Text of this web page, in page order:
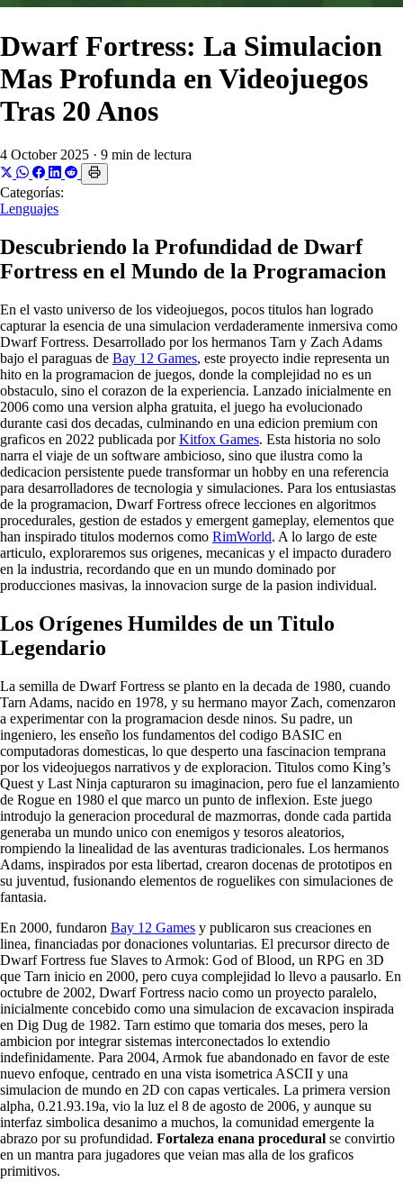
Dwarf Fortress: La Simulacion
Mas Profunda en Videojuegos
Tras 20 Anos
4 October 2025 · 9 min de lectura
Categorías:
Lenguajes
Descubriendo la Profundidad de Dwarf
Fortress en el Mundo de la Programacion
En el vasto universo de los videojuegos, pocos titulos han logrado
capturar la esencia de una simulacion verdaderamente inmersiva como
Dwarf Fortress. Desarrollado por los hermanos Tarn y Zach Adams
bajo el paraguas de Bay 12 Games, este proyecto indie representa un
hito en la programacion de juegos, donde la complejidad no es un
obstaculo, sino el corazon de la experiencia. Lanzado inicialmente en
2006 como una version alpha gratuita, el juego ha evolucionado
durante casi dos decadas, culminando en una edicion premium con
graficos en 2022 publicada porKitfox Games. Esta historia no solo
narra el viaje de un software ambicioso, sino que ilustra como la
dedicacion persistente puede transformar un hobby en una referencia
para desarrolladores de tecnologia y simulaciones. Para los entusiastas
de la programacion, Dwarf Fortress ofrece lecciones en algoritmos
procedurales, gestion de estados y emergent gameplay, elementos que
han inspirado titulos modernos como RimWorld. A lo largo de este
articulo, exploraremos sus origenes, mecanicas y el impacto duradero
en la industria, recordando que en un mundo dominado por
producciones masivas, la innovacion surge de la pasion individual.
Los Orígenes Humildes de un Titulo
Legendario
La semilla de Dwarf Fortress se planto en la decada de 1980, cuando
Tarn Adams, nacido en 1978, y su hermano mayor Zach, comenzaron
a experimentar con la programacion desde ninos. Su padre, un
ingeniero, les enseño los fundamentos del codigo BASIC en
computadoras domesticas, lo que desperto una fascinacion temprana
por los videojuegos narrativos y de exploracion. Titulos como King’s
Quest y Last Ninja capturaron su imaginacion, pero fue el lanzamiento
de Rogue en 1980 el que marco un punto de inflexion. Este juego
introdujo la generacion procedural de mazmorras, donde cada partida
generaba un mundo unico con enemigos y tesoros aleatorios,
rompiendo la linealidad de las aventuras tradicionales. Los hermanos
Adams, inspirados por esta libertad, crearon docenas de prototipos en
su juventud, fusionando elementos de roguelikes con simulaciones de
fantasia.
En 2000, fundaron Bay 12 Games y publicaron sus creaciones en
linea, financiadas por donaciones voluntarias. El precursor directo de
Dwarf Fortress fue Slaves to Armok: God of Blood, un RPG en 3D
que Tarn inicio en 2000, pero cuya complejidad lo llevo a pausarlo. En
octubre de 2002, Dwarf Fortress nacio como un proyecto paralelo,
inicialmente concebido como una simulacion de excavacion inspirada
en Dig Dug de 1982. Tarn estimo que tomaria dos meses, pero la
ambicion por integrar sistemas interconectados lo extendio
indefinidamente. Para 2004, Armok fue abandonado en favor de este
nuevo enfoque, centrado en una vista isometrica ASCII y una
simulacion de mundo en 2D con capas verticales. La primera version
alpha, 0.21.93.19a, vio la luz el 8 de agosto de 2006, y aunque su
interfaz simbolica desanimo a muchos, la comunidad emergente la
abrazo por su profundidad. Fortaleza enana procedural se convirtio
en un mantra para jugadores que veian mas alla de los graficos
primitivos.